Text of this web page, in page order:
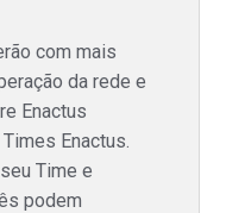
com mais
da rede e
Enactus
Enactus.
Time e
podem